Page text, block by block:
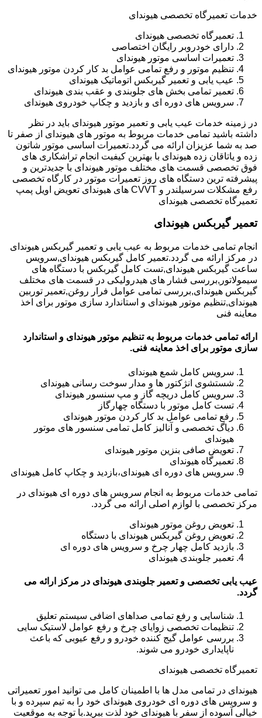
خدمات تعمیرگاه تخصصی هیوندای
تعمیرگاه تخصصی هیوندای
دارای خودروبر رایگان اختصاصی
تعمیرات اساسی موتور هیوندای
تنظیم موتور و رفع تمامی عوامل بد کار کردن موتور هیوندای
عیب یابی و تعمیر گیربکس اتوماتیک هیوندای
تعمیر تمامی بخش های جلوبندی و عقب بندی هیوندای
سرویس های دوره ای و بازدید و چکاپ خودروی هیوندای
در زمینه خدمات عیب یابی و تعمیر موتور هیوندای باید در نظر
داشته باشید تمامی خدمات مربوط به موتور های هیوندای از صفر تا
صد به شما عزیزان ارائه می گردد.تعمیرات اساسی موتور شاتون
زده و یاتاقان زده هیوندای با بهترین کیفیت انجام تراشکاری های
فوق تخصصی قسمت های مختلف موتور هیوندای با جدیدترین و
پیشرفته ترین دستگاه های روز تعمیرات موتور در کارگاه تخصصی
رفع مشکلات سرسیلندر و CVVT های هیوندای تعویض اویل پمپ
تعمیرگاه تخصصی هیوندای
تعمیر گیربکس هیوندای
انجام تمامی خدمات مربوط به عیب یابی و تعمیر گیربکس هیوندای
در مرکز ارائه می گردد.تعمیر کامل گیربکس هیوندای,سرویس
ساعت گیربکس هیوندای,تست کامل گیربکس با دستگاه های
سیمولاتور,بررسی فشار های هیدرولیکی در قسمت های مختلف
گیربکس هیوندای,بررسی تمامی عوامل فرار روغن,تعمیر توربین
هیوندای,تنظیم موتور هیوندای و استاندارد سازی موتور برای اخذ
معاینه فنی
ارائه تمامی خدمات مربوط به تنظیم موتور هیوندای و استاندارد
سازی موتور برای اخذ معاینه فنی.
سرویس کامل شمع هیوندای
شستشوی انژکتور ها و مدار سوخت رسانی هیوندای
سرویس کامل دریچه گاز و مپ سنسور هیوندای
تست کامل موتور با دستگاه چهارگاز
رفع تمامی عوامل بد کار کردن موتور هیوندای
دیاگ تخصصی و آنالیز کامل تمامی سنسور های موتور
هیوندای
تعویض صافی بنزین موتور هیوندای
تعمیرگاه هیوندای
سرویس های دوره ای هیوندای،بازدید و چکاپ کامل هیوندای
تمامی خدمات مربوط به انجام سرویس های دوره ای هیوندای در
مرکز تخصصی با لوازم اصلی ارائه می گردد.
تعویض روغن موتور هیوندای
تعویض روغن گیربکس هیوندای با دستگاه
بازدید کامل چهار چرخ و سرویس های دوره ای
تعمیر جلوبندی هیوندای
عیب یابی تخصصی و تعمیر جلوبندی هیوندای در مرکز ارائه می
گردد.
شناسایی و رفع تمامی صداهای اضافی سیستم تعلیق
تنظیمات تخصصی زوایای چرخ و رفع عوامل لاستیک سایی
بررسی عوامل گیج کننده خودرو و رفع عیوبی که باعث
ناپایداری خودرو می شوند.
تعمیرگاه تخصصی هیوندای
هیوندای در تمامی مدل ها با اطمینان کامل می توانید امور تعمیراتی
و سرویس های دوره ای خودروی هیوندای خود را به تیم سپرده و با
خیالی آسوده از سفر با هیوندای خود لذت ببرید.با توجه به موقعیت